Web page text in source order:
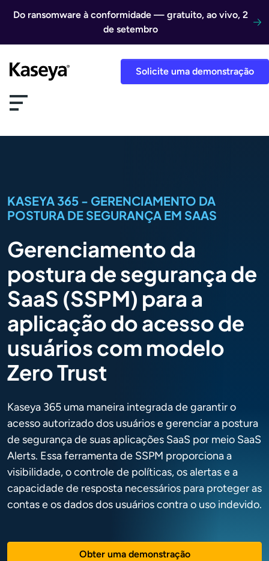
Do ransomware à conformidade — gratuito, ao vivo, 2
de setembro
Solicite uma demonstração
KASEYA 365 - GERENCIAMENTO DA
POSTURA DE SEGURANÇA EM SAAS
Gerenciamento da
postura de segurança de
SaaS (SSPM) para a
aplicação do acesso de
usuários com modelo
Zero Trust
Kaseya 365 uma maneira integrada de garantir o
acesso autorizado dos usuários e gerenciar a postura
de segurança de suas aplicações SaaS por meio SaaS
Alerts. Essa ferramenta de SSPM proporciona a
visibilidade, o controle de políticas, os alertas e a
capacidade de resposta necessários para proteger as
contas e os dados dos usuários contra o uso indevido.
Obter uma demonstração